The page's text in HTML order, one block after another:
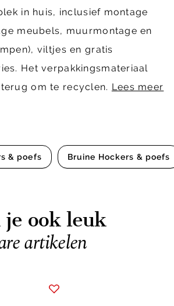
& poefs Bruine Hockers & poefs
in huis, inclusief montage
meubels, muurmontage en
viltjes en gratis
Het verpakkingsmateriaal
om te recyclen. Lees meer
ook leuk
artikelen